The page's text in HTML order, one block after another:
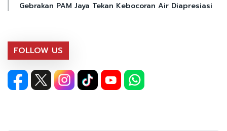
Gebrakan PAM Jaya Tekan Kebocoran Air Diapresiasi
FOLLOW US